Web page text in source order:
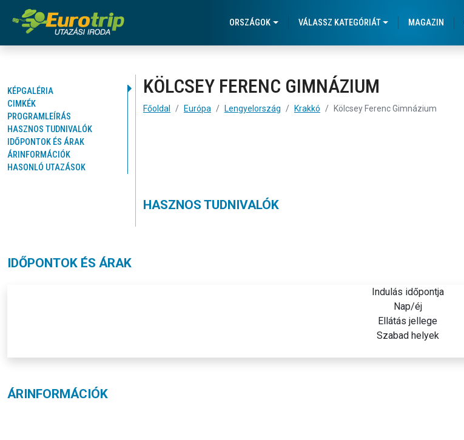
Kölcsey Ferenc Gimnázium
Fejléc menüsorok
ORSZÁGOK VÁLASSZ KATEGÓRIÁT MAGAZIN
KÉPGALÉRIA
CIMKÉK
PROGRAMLEÍRÁS
HASZNOS TUDNIVALÓK
IDŐPONTOK ÉS ÁRAK
ÁRINFORMÁCIÓK
HASONLÓ UTAZÁSOK
KÖLCSEY FERENC GIMNÁZIUM
Főoldal Európa Lengyelország Krakkó Kölcsey Ferenc Gimnázium
HASZNOS TUDNIVALÓK
IDŐPONTOK ÉS ÁRAK
Indulás időpontja
Nap/éj
Ellátás jellege
Szabad helyek
ÁRINFORMÁCIÓK